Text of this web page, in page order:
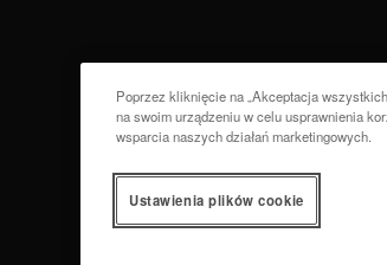
Poprzez kliknięcie na „Akceptacja
na swoim urządzeniu w celu usprawnienia
wsparcia naszych działań marketingowych.
Ustawienia plików cookie